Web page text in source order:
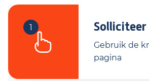
1 Solliciteer
Gebruik de
pagina